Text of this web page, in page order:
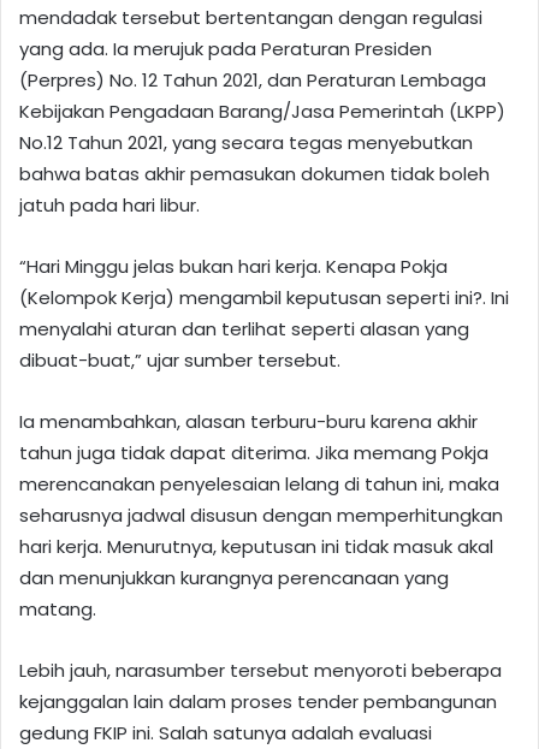
mendadak tersebut bertentangan dengan regulasi
yang ada. Ia merujuk pada Peraturan Presiden
(Perpres) No. 12 Tahun 2021, dan Peraturan Lembaga
Kebijakan Pengadaan Barang/Jasa Pemerintah (LKPP)
No.12 Tahun 2021, yang secara tegas menyebutkan
bahwa batas akhir pemasukan dokumen tidak boleh
jatuh pada hari libur.
“Hari Minggu jelas bukan hari kerja. Kenapa Pokja
(Kelompok Kerja) mengambil keputusan seperti ini?. Ini
menyalahi aturan dan terlihat seperti alasan yang
dibuat-buat,” ujar sumber tersebut.
Ia menambahkan, alasan terburu-buru karena akhir
tahun juga tidak dapat diterima. Jika memang Pokja
merencanakan penyelesaian lelang di tahun ini, maka
seharusnya jadwal disusun dengan memperhitungkan
hari kerja. Menurutnya, keputusan ini tidak masuk akal
dan menunjukkan kurangnya perencanaan yang
matang.
Lebih jauh, narasumber tersebut menyoroti beberapa
kejanggalan lain dalam proses tender pembangunan
gedung FKIP ini. Salah satunya adalah evaluasi